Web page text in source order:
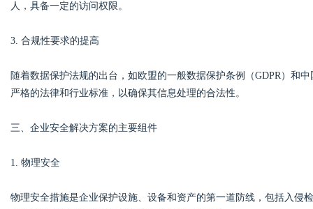
人，具备一定的访问权限。
3. 合规性要求的提高
随着数据保护法规的出台，如欧盟的一般数据保护条例（GDPR）和
严格的法律和行业标准，以确保其信息处理的合法性。
三、企业安全解决方案的主要组件
1. 物理安全
物理安全措施是企业保护设施、设备和资产的第一道防线，包括入侵